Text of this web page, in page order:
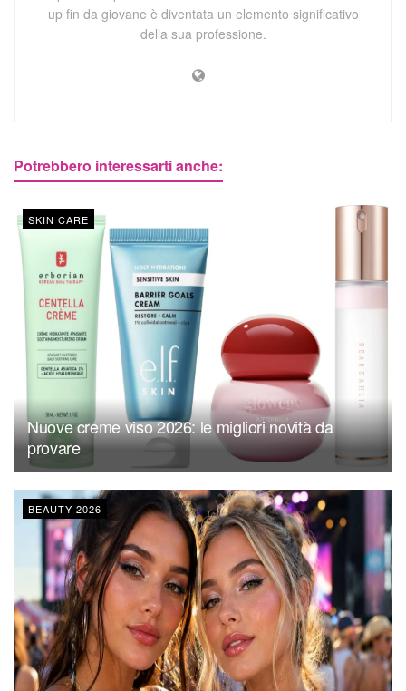
up fin da giovane è diventata un elemento significativo
della sua professione.
Potrebbero interessarti anche:
SKIN CARE
Nuove creme viso 2026: le migliori novità da
provare
BEAUTY 2026